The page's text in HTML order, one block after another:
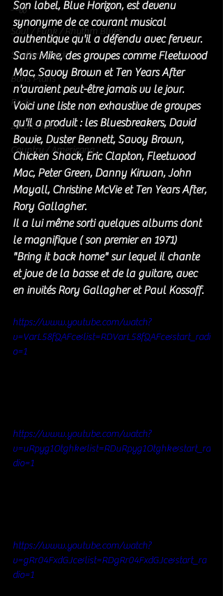
Jazz
Soul / Funk / Rhythm Blues
Southern rock
Bons Plans
Rock
ZIKERS NIGHT
Country / Americana
Son label, Blue Horizon, est devenu
synonyme de ce courant musical
authentique qu'il a défendu avec ferveur.
Sans Mike, des groupes comme Fleetwood
Mac, Savoy Brown et Ten Years After
n'auraient peut-être jamais vu le jour.
Voici une liste non exhaustive de groupes
qu'il a produit : les Bluesbreakers, David
Bowie, Duster Bennett, Savoy Brown,
Chicken Shack, Eric Clapton, Fleetwood
Mac, Peter Green, Danny Kirwan, John
Mayall, Christine McVie et Ten Years After,
Rory Gallagher.
Il a lui même sorti quelques albums dont
le magnifique ( son premier en 1971)
"Bring it back home" sur lequel il chante
et joue de la basse et de la guitare, avec
en invités Rory Gallagher et Paul Kossoff.
https://www.youtube.com/watch?
v=VarL58fQAFc&list=RDVarL58fQAFc&start_radi
o=1
https://www.youtube.com/watch?
v=uRpyg1Otghk&list=RDuRpyg1Otghk&start_ra
dio=1
https://www.youtube.com/watch?
v=gRr04FxdGJc&list=RDgRr04FxdGJc&start_ra
dio=1